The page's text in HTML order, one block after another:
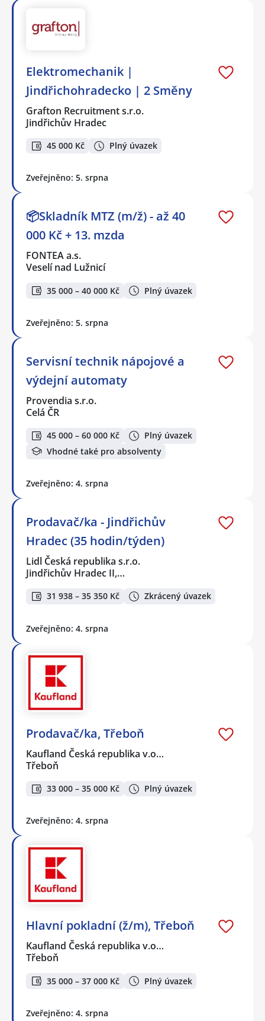
Elektromechanik |
Jindřichohradecko | 2 Směny
Grafton Recruitment s.r.o.
Jindřichův Hradec
45 000 Kč Plný úvazek
Zveřejněno: 5. srpna
📦Skladník MTZ (m/ž) - až 40
000 Kč + 13. mzda
FONTEA a.s.
Veselí nad Lužnicí
35 000 – 40 000 Kč Plný úvazek
Zveřejněno: 5. srpna
Servisní technik nápojové a
výdejní automaty
Provendia s.r.o.
Celá ČR
45 000 – 60 000 Kč
Plný úvazek
Vhodné také pro absolventy
Zveřejněno: 4. srpna
Prodavač/ka - Jindřichův
Hradec (35 hodin/týden)
Lidl Česká republika s.r.o.
Jindřichův Hradec II,…
31 938 – 35 350 Kč Zkrácený úvazek
Zveřejněno: 4. srpna
Prodavač/ka, Třeboň
Kaufland Česká republika v.o…
Třeboň
33 000 – 35 000 Kč Plný úvazek
Zveřejněno: 4. srpna
Hlavní pokladní (ž/m), Třeboň
Kaufland Česká republika v.o…
Třeboň
35 000 – 37 000 Kč Plný úvazek
Zveřejněno: 4. srpna